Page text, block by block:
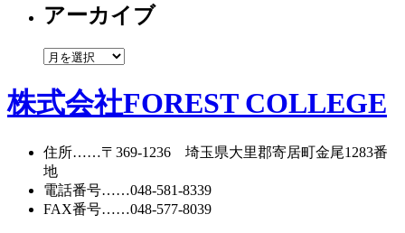
ゴ
ー
アーカイブ
ア
カ
イ
株式会社FOREST COLLEGE
住所……〒369-1236 埼玉県大里郡寄居町金尾1283番
地
電話番号……048-581-8339
FAX番号……048-577-8039